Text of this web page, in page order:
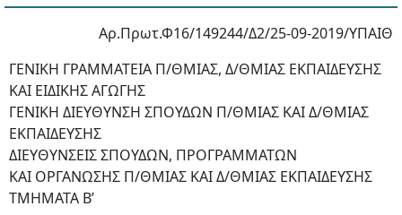
Αρ.Πρωτ.Φ16/149244/Δ2/25-09-2019/ΥΠΑΙΘ
ΓΕΝΙΚΗ ΓΡΑΜΜΑΤΕΙΑ Π/ΘΜΙΑΣ, Δ/ΘΜΙΑΣ ΕΚΠΑΙΔΕΥΣΗΣ
ΚΑΙ ΕΙΔΙΚΗΣ ΑΓΩΓΗΣ
ΓΕΝΙΚΗ ΔΙΕΥΘΥΝΣΗ ΣΠΟΥΔΩΝ Π/ΘΜΙΑΣ ΚΑΙ Δ/ΘΜΙΑΣ
ΕΚΠΑΙΔΕΥΣΗΣ
ΔΙΕΥΘΥΝΣΕΙΣ ΣΠΟΥΔΩΝ, ΠΡΟΓΡΑΜΜΑΤΩΝ
ΚΑΙ ΟΡΓΑΝΩΣΗΣ Π/ΘΜΙΑΣ ΚΑΙ Δ/ΘΜΙΑΣ ΕΚΠΑΙΔΕΥΣΗΣ
ΤΜΗΜΑΤΑ Β’